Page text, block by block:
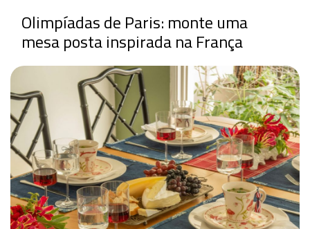
Olimpíadas de Paris: monte uma
mesa posta inspirada na França